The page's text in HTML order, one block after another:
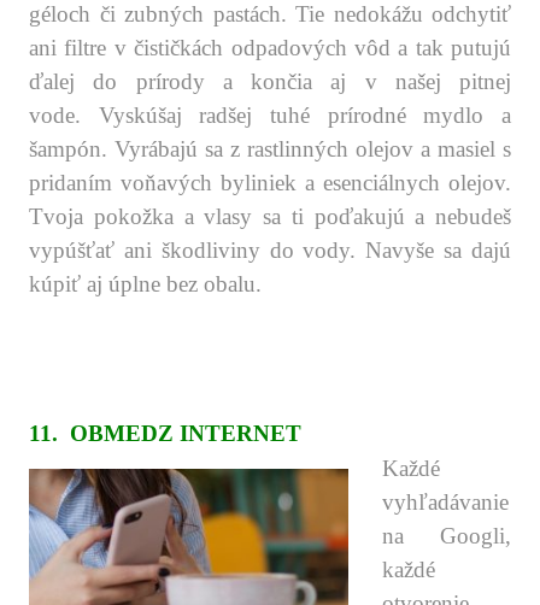
géloch či zubných pastách. Tie nedokážu odchytiť
ani filtre v čističkách odpadových vôd a tak putujú
ďalej do prírody a končia aj v našej pitnej
vode. Vyskúšaj radšej tuhé prírodné mydlo a
šampón. Vyrábajú sa z rastlinných olejov a masiel s
pridaním voňavých byliniek a esenciálnych olejov.
Tvoja pokožka a vlasy sa ti poďakujú a nebudeš
vypúšťať ani škodliviny do vody. Navyše sa dajú
kúpiť aj úplne bez obalu.
11. OBMEDZ INTERNET
Každé
vyhľadávanie
na Googli,
každé